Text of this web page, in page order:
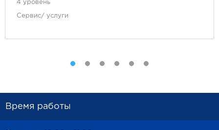
4 уровень
Сервис/ услуги
Время работы